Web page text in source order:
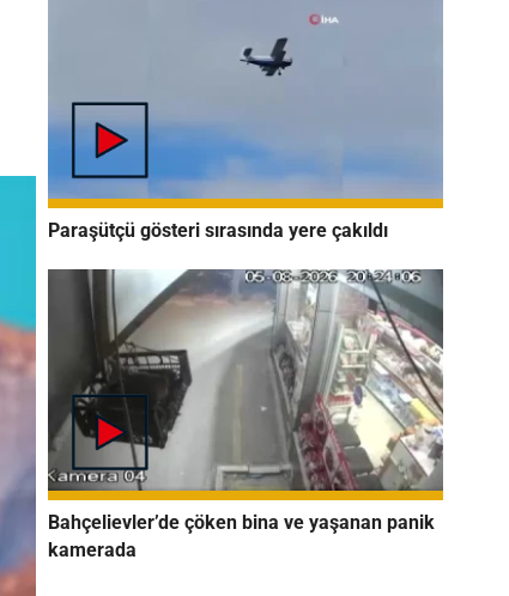
Paraşütçü gösteri sırasında yere çakıldı
Bahçelievler’de çöken bina ve yaşanan panik
kamerada